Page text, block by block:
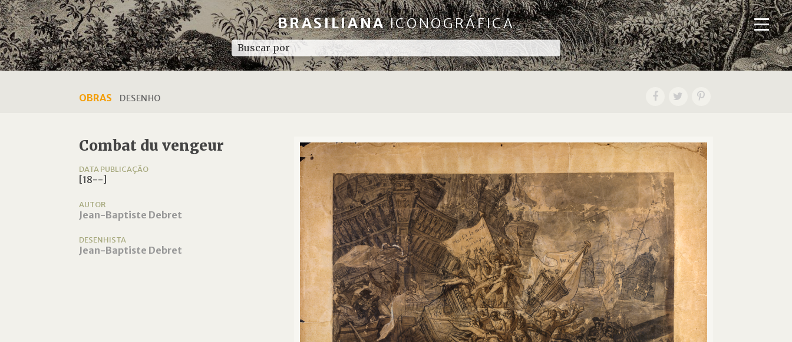
BRASILIANAICONOGRÁFICA
OBRAS DESENHO
Combat du vengeur
DATA PUBLICAÇÃO
[18--]
AUTOR
Jean-Baptiste Debret
DESENHISTA
Jean-Baptiste Debret